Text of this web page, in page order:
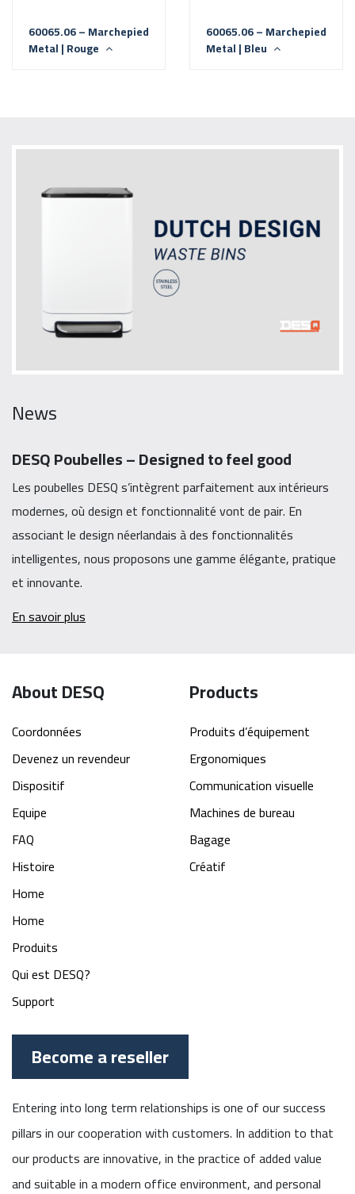
60065.06 – Marchepied
Metal | Rouge
60065.06 – Marchepied
Metal | Bleu
News
DESQ Poubelles – Designed to feel good
Les poubelles DESQ s’intègrent parfaitement aux intérieurs
modernes, où design et fonctionnalité vont de pair. En
associant le design néerlandais à des fonctionnalités
intelligentes, nous proposons une gamme élégante, pratique
et innovante.
En savoir plus
About DESQ
Coordonnées
Devenez un revendeur
Dispositif
Equipe
FAQ
Histoire
Home
Home
Produits
Qui est DESQ?
Support
Products
Produits d’équipement
Ergonomiques
Communication visuelle
Machines de bureau
Bagage
Créatif
Become a reseller
Entering into long term relationships is one of our success
pillars in our cooperation with customers. In addition to that
our products are innovative, in the practice of added value
and suitable in a modern office environment, and personal